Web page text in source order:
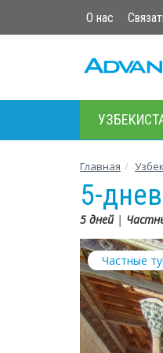
О нас
Главная
5-
5 дней|
Частные